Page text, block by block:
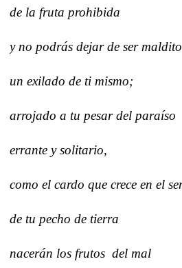
de la fruta prohibida
y no podrás dejar de ser maldito
un exilado de ti mismo;
arrojado a tu pesar del paraíso
errante y solitario,
como el cardo que crece en el
de tu pecho de tierra
nacerán los frutos del mal